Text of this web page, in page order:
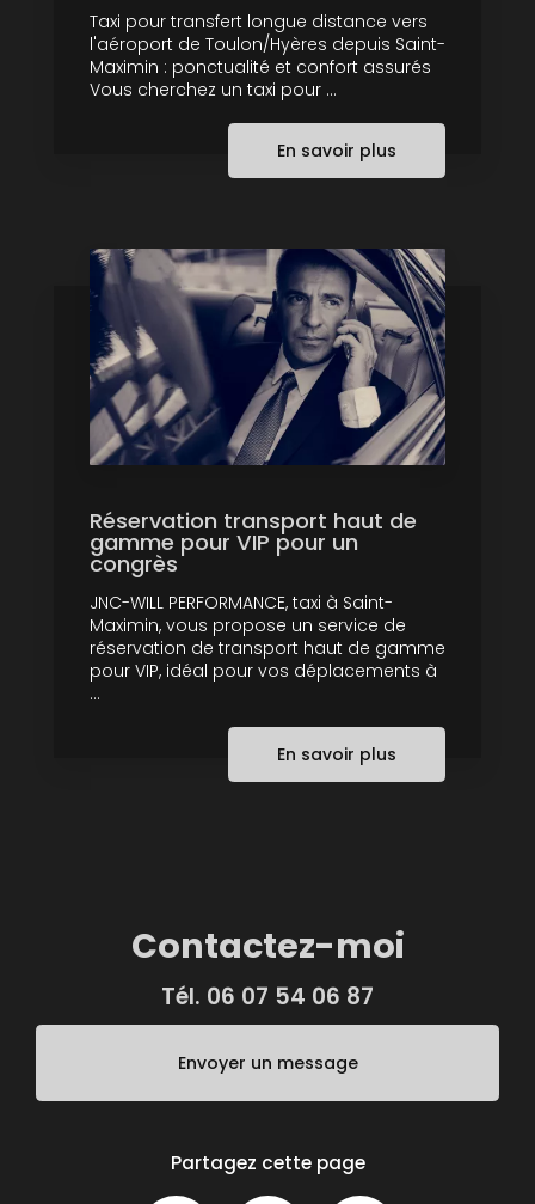
Taxi pour transfert longue distance vers
l'aéroport de Toulon/Hyères depuis Saint-
Maximin : ponctualité et confort assurés
Vous cherchez un taxi pour ...
En savoir plus
Réservation transport haut de
gamme pour VIP pour un
congrès
JNC-WILL PERFORMANCE, taxi à Saint-
Maximin, vous propose un service de
réservation de transport haut de gamme
pour VIP, idéal pour vos déplacements à
...
En savoir plus
Contactez-moi
Tél. 06 07 54 06 87
Envoyer un message
Partagez cette page